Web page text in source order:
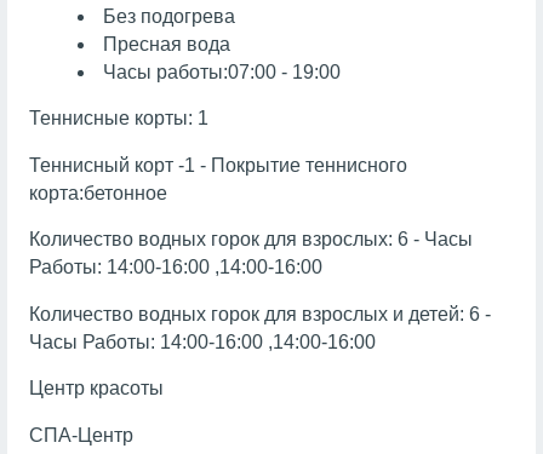
Без подогрева
Пресная вода
Часы работы:07:00 - 19:00
Теннисные корты: 1
Теннисный корт -1 - Покрытие теннисного
корта:бетонное
Количество водных горок для взрослых: 6 - Часы
Работы: 14:00-16:00 ,14:00-16:00
Количество водных горок для взрослых и детей: 6 -
Часы Работы: 14:00-16:00 ,14:00-16:00
Центр красоты
СПА-Центр